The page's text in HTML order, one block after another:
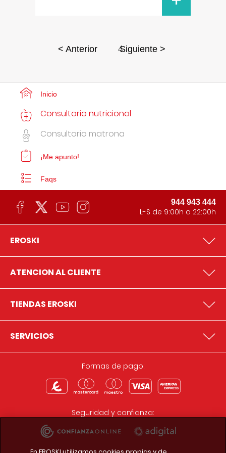
< Anterior 4
Siguiente >
Inicio
Consultorio nutricional
Consultorio matrona
¡Me apunto!
Faqs
944 943 444
L-S de 9:00h a 22:00h
EROSKI
ATENCION AL CLIENTE
TIENDAS EROSKI
SERVICIOS
Formas de pago:
Seguridad y confianza: